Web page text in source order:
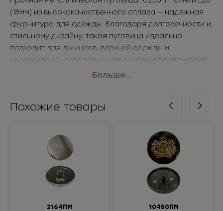
(18мм) из высококачественного сплава — надёжная
фурнитура для одежды. Благодаря долговечности и
стильному дизайну, такая пуговица идеально
подходит для джинсов, верхней одежды и
аксессуаров. Металлическая основа обеспечивает
износостойкость и презентабельный внешний вид.
• Размер: L28 (18мм)
Применение: джинсы, куртки, пальто, аксессуары
Больше...
Похожие товары
2164ПМ 10450ПМ